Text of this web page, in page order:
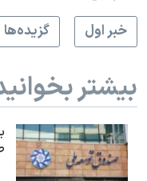
خبر اول
گزيده‌ها
بیشتر